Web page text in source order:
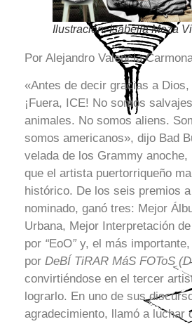
Ilustración: Isabella Meza
Por Alejandro Valencia
«Antes de decir gracias a
¡Fuera, ICE! No somos
animales. No somos aliens.
somos americanos», dijo Bad
velada de los Grammy anoche,
que el artista puertorriqueño
histórico. De los seis premios
nominado, ganó tres: Mejor
Urbana, Mejor Interpretación
por “EoO”y, el más importante,
por DeBÍ TiRAR MáS FOToS
convirtiéndose en el tercer
lograrlo. En uno de sus
agradecimiento, llamó a luchar